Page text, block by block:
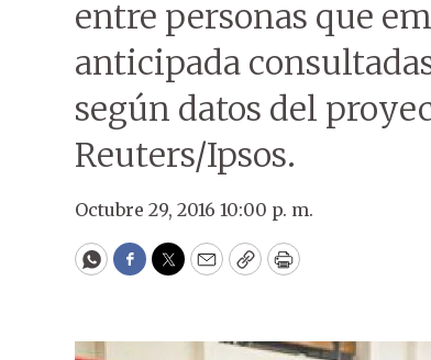
entre personas que
anticipada
según datos del
Reuters/Ipsos.
Octubre 29, 2016 10:00 p. m.
WhatsApp
Facebook
Twitter
EmailCopyPrint